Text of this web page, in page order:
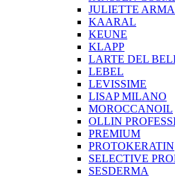
JULIETTE
KAARAL
KEUNE
KLAPP
LARTE DEL
LEBEL
LEVISSIME
LISAP MILANO
MOROCCANOIL
OLLIN
PREMIUM
PROTOKERATIN
SELECTIVE
SESDERMA